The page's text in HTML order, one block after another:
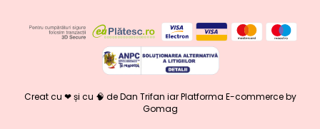
Creat cu ❤ și cu 🧠 de Dan Trifan iar Platforma E-commerce by
Gomag